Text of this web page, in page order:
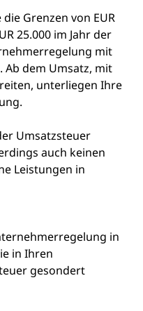
Grenzen von EUR
25.000 im Jahr der
mit
dem Umsatz, mit
unterliegen Ihre
Umsatzsteuer
auch keinen
Leistungen in
in
in Ihren
gesondert